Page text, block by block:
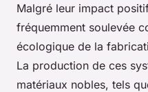
Malgré leur impact
fréquemment soulevée
écologique de la
La production de ces
matériaux nobles, tels